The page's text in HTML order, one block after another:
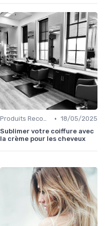
Produits Recommandés • 18/05/2025
Sublimer votre coiffure avec
la crème pour les cheveux